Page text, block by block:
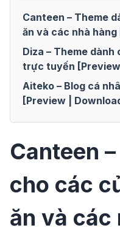
Canteen – Theme
ăn và các nhà
Diza – Theme
trực tuyến
Aiteko – Blog cá
[Preview |
Canteen
cho các
ăn và các